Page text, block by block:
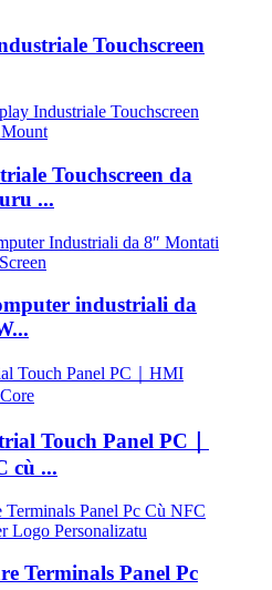
Touchscreen
Touchscreen da
...
industriali da
Touch Panel PC｜
cù ...
Terminals Panel Pc